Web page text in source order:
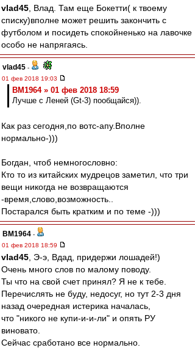
vlad45 , Влад. Там еще Бокетти( к твоему
списку)вполне может решить закончить с
футболом и посидеть спокойненько на лавочке
особо не напрягаясь.
vlad45 -
01 фев 2018 19:03
BM1964 » 01 фев 2018 18:59
Лучше с Леней (Gt-3) пообщайся)).
Как раз сегодня,по вотс-апу.Вполне
нормально-)))
Богдан, чтоб немногословно:
Кто то из китайских мудрецов заметил, что три
вещи никогда не возвращаются
-время,слово,возможность..
Постарался быть кратким и по теме -)))
BM1964 -
01 фев 2018 18:59
vlad45 , Э-э, Вдад, придержи лошадей!)
Очень много слов по малому поводу.
Ты что на свой счет принял? Я не к тебе.
Перечислять не буду, недосуг, но тут 2-3 дня
назад очередная истерика началась,
что "никого не купи-и-и-ли" и опять РУ
виновато.
Сейчас сработано все нормально.